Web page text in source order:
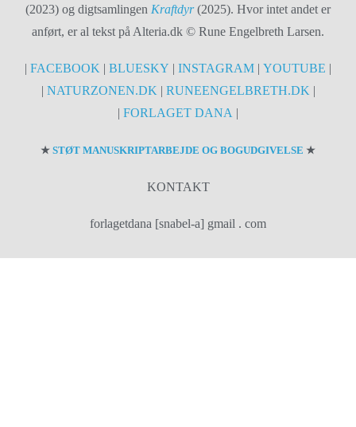
(2023) og digtsamlingen Kraftdyr(2025). Hvor intet andet er
anført, er al tekst på Alteria.dk © Rune Engelbreth Larsen.
| FACEBOOK | BLUESKY | INSTAGRAM | YOUTUBE |
| NATURZONEN.DK | RUNEENGELBRETH.DK |
| FORLAGET DANA |
★ STØT MANUSKRIPTARBEJDE OG BOGUDGIVELSE ★
KONTAKT
forlagetdana [snabel-a] gmail . com